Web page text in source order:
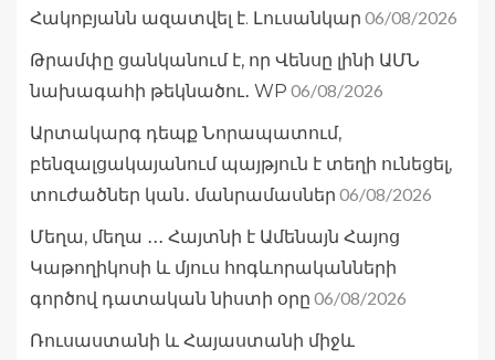
Հակոբյանն ազատվել է. Լուսանկար 06/08/2026
Թրամփը ցանկանում է, որ Վենսը լինի ԱՄՆ
նախագահի թեկնածու․ WP 06/08/2026
Արտակարգ դեպք Նորապատում,
բենզալցակայանում պայթյուն է տեղի ունեցել,
տուժածներ կան․ մանրամասներ 06/08/2026
Մեղա, մեղա ․․․ Հայտնի է Ամենայն Հայոց
Կաթողիկոսի և մյուս հոգևորականների
գործով դատական նիստի օրը 06/08/2026
Ռուսաստանի և Հայաստանի միջև